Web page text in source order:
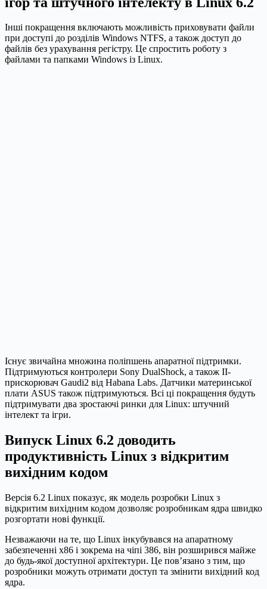
Інші покращення включають можливість приховувати файли
при доступі до розділів Windows NTFS, а також доступ до
файлів без урахування регістру. Це спростить роботу з
файлами та папками Windows із Linux.
Існує звичайна множина поліпшень апаратної підтримки.
Підтримуються контролери Sony DualShock, а також ІІ-
прискорювач Gaudi2 від Habana Labs. Датчики материнської
плати ASUS також підтримуються. Всі ці покращення будуть
підтримувати два зростаючі ринки для Linux: штучний
інтелект та ігри.
Випуск Linux 6.2 доводить
продуктивність Linux з відкритим
вихідним кодом
Версія 6.2 Linux показує, як модель розробки Linux з
відкритим вихідним кодом дозволяє розробникам ядра швидко
розгортати нові функції.
Незважаючи на те, що Linux інкубувався на апаратному
забезпеченні x86 і зокрема на чіпі 386, він розширився майже
до будь-якої доступної архітектури. Це пов’язано з тим, що
розробники можуть отримати доступ та змінити вихідний код
ядра.